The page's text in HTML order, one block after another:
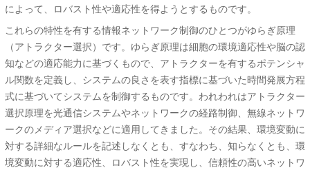
によって、ロバスト性や適応性を得ようとするものです。
これらの特性を有する情報ネットワーク制御のひとつがゆらぎ原理
（アトラクター選択）です。ゆらぎ原理は細胞の環境適応性や脳の認
知などの適応能力に基づくもので、アトラクターを有するポテンシャ
ル関数を定義し、システムの良さを表す指標に基づいた時間発展方程
式に基づいてシステムを制御するものです。われわれはアトラクター
選択原理を光通信システムやネットワークの経路制御、無線ネットワ
ークのメディア選択などに適用してきました。その結果、環境変動に
対する詳細なルールを記述しなくとも、すなわち、知らなくとも、環
境変動に対する適応性、ロバスト性を実現し、信頼性の高いネットワ